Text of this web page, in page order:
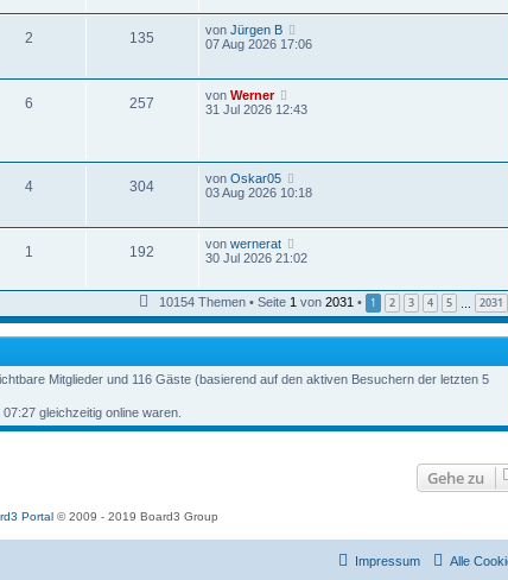
s
t
e
B
i
g
2 135 von Jürgen B
e
e
t
r
g
07 Aug 2026 17:06
6 257 von Werner
e
t
e
r
i
t
r
g
31 Jul 2026 12:43
4 304 von Oskar05
e
e
B
e
i
t
g
03 Aug 2026 10:18
1 192 von wernerat
e
s
t
e
r
e
i
a
30 Jul 2026 21:02
10154 Themen • Seite 1 von 2031 • 1 2 3 4 5 … 2031
Mitglieder und 116 Gäste (basierend auf den aktiven Besuchern der letzten 5
gleichzeitig online waren.
Gehe zu
Portal© 2009 - 2019 Board3 Group
Alle
Impressum